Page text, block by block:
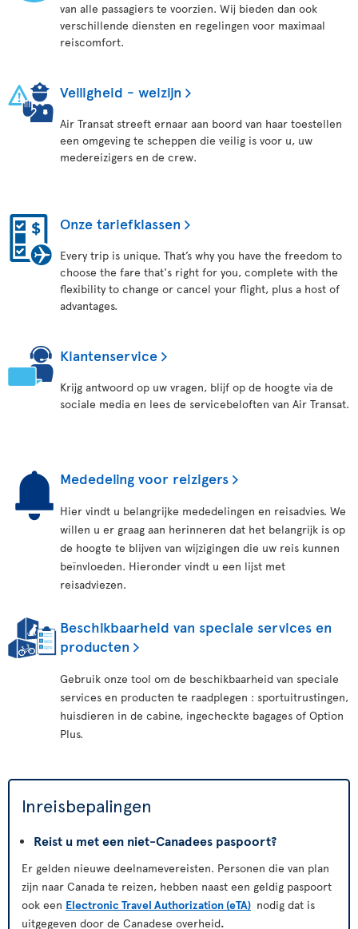
van alle passagiers te voorzien. Wij bieden dan ook
verschillende diensten en regelingen voor maximaal
reiscomfort.
Veiligheid - welzijn
Air Transat streeft ernaar aan boord van haar toestellen
een omgeving te scheppen die veilig is voor u, uw
medereizigers en de crew.
Onze tariefklassen
Every trip is unique. That’s why you have the freedom to
choose the fare that's right for you, complete with the
flexibility to change or cancel your flight, plus a host of
advantages.
Klantenservice
Krijg antwoord op uw vragen, blijf op de hoogte via de
sociale media en lees de servicebeloften van Air Transat.
Mededeling voor reizigers
Hier vindt u belangrijke mededelingen en reisadvies. We
willen u er graag aan herinneren dat het belangrijk is op
de hoogte te blijven van wijzigingen die uw reis kunnen
beïnvloeden. Hieronder vindt u een lijst met
reisadviezen.
Beschikbaarheid van speciale services en
producten
Gebruik onze tool om de beschikbaarheid van speciale
services en producten te raadplegen : sportuitrustingen,
huisdieren in de cabine, ingecheckte bagages of Option
Plus.
Inreisbepalingen
Reist u met een niet-Canadees paspoort?
Er gelden nieuwe deelnamevereisten. Personen die van plan
zijn naar Canada te reizen, hebben naast een geldig paspoort
ook een Electronic Travel Authorization (eTA) nodig dat is
uitgegeven door de Canadese overheid.